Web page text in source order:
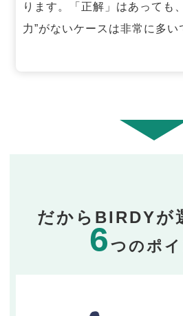
ります。「正解」はあっても
力”がないケースは非常に多い
だからBIRDYが
6つのポイ